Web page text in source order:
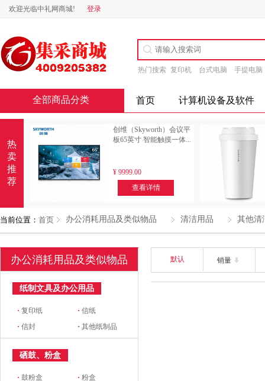
欢迎光临中礼网商城! 登录
热门搜索 复印机 台式电脑 手提电脑
全部商品分类 首页 计算机设备及软件
热
卖
推
荐
创维（Skyworth）会议平
板65英寸 智能触摸一体...
¥ 9999.00
查看详情
当前位置： 首页 办公消耗用品及类似物品 清洁用品 其他清
办公消耗用品及类似物品
纸制文具及办公用品
·复印纸 ·信纸
·信封 ·其他纸制品
硒鼓、粉盒
·鼓粉盒 ·粉盒
默认 销量